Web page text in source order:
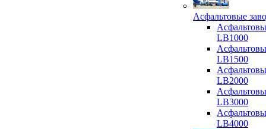
Асфальтовые
LB1000
LB1500
LB2000
LB3000
LB4000